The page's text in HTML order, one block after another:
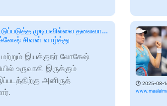
முடியவில்லை தலைவா…
சிவன் வாழ்த்து
மற்றும் இயக்குநர் லோகேஷ்
உருவாகி இருக்கும்
அனிருத்
🕑 2025-08-